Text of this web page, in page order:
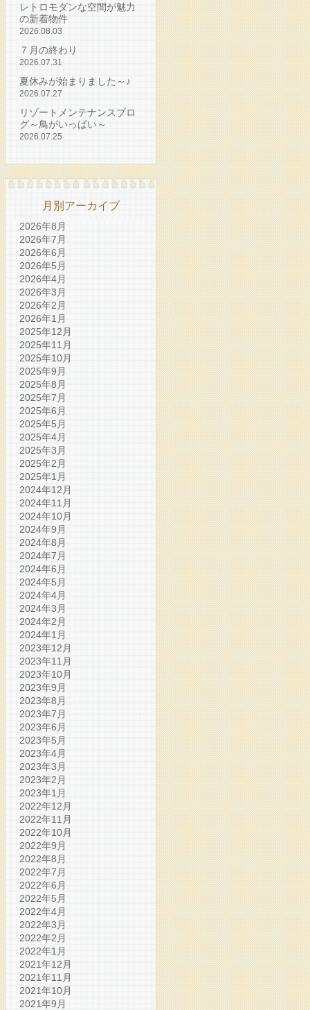
レトロモダンな空間が魅力
の新着物件
2026.08.03
７月の終わり
2026.07.31
夏休みが始まりました～♪
2026.07.27
リゾートメンテナンスブロ
グ～鳥がいっぱい～
2026.07.25
月別アーカイブ
2026年8月
2026年7月
2026年6月
2026年5月
2026年4月
2026年3月
2026年2月
2026年1月
2025年12月
2025年11月
2025年10月
2025年9月
2025年8月
2025年7月
2025年6月
2025年5月
2025年4月
2025年3月
2025年2月
2025年1月
2024年12月
2024年11月
2024年10月
2024年9月
2024年8月
2024年7月
2024年6月
2024年5月
2024年4月
2024年3月
2024年2月
2024年1月
2023年12月
2023年11月
2023年10月
2023年9月
2023年8月
2023年7月
2023年6月
2023年5月
2023年4月
2023年3月
2023年2月
2023年1月
2022年12月
2022年11月
2022年10月
2022年9月
2022年8月
2022年7月
2022年6月
2022年5月
2022年4月
2022年3月
2022年2月
2022年1月
2021年12月
2021年11月
2021年10月
2021年9月